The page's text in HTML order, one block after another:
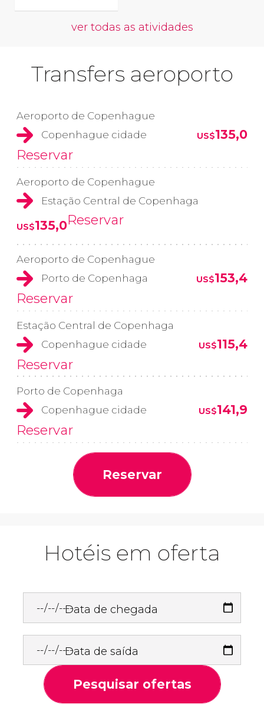
ver todas as atividades
Transfers aeroporto
Aeroporto de Copenhague
Copenhague cidade
US$135,0
Reservar
Aeroporto de Copenhague
Estação Central de Copenhaga
US$135,0Reservar
Aeroporto de Copenhague
Porto de Copenhaga
US$153,4
Reservar
Estação Central de Copenhaga
Copenhague cidade
US$115,4
Reservar
Porto de Copenhaga
Copenhague cidade
US$141,9
Reservar
Reservar
Hotéis em oferta
Data de chegada
Data de saída
Pesquisar ofertas